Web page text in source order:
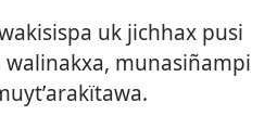
uk jichhax pusi
munasiñampi